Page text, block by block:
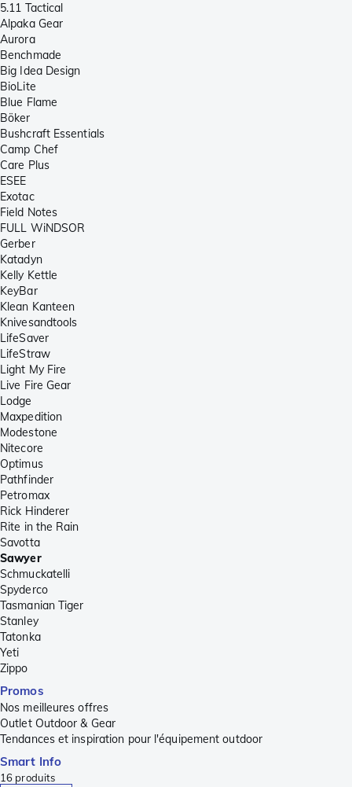
5.11 Tactical
Alpaka Gear
Aurora
Benchmade
Big Idea Design
BioLite
Blue Flame
Böker
Bushcraft Essentials
Camp Chef
Care Plus
ESEE
Exotac
Field Notes
FULL WiNDSOR
Gerber
Katadyn
Kelly Kettle
KeyBar
Klean Kanteen
Knivesandtools
LifeSaver
LifeStraw
Light My Fire
Live Fire Gear
Lodge
Maxpedition
Modestone
Nitecore
Optimus
Pathfinder
Petromax
Rick Hinderer
Rite in the Rain
Savotta
Sawyer
Schmuckatelli
Spyderco
Tasmanian Tiger
Stanley
Tatonka
Yeti
Zippo
Promos
Nos meilleures offres
Outlet Outdoor & Gear
Tendances et inspiration pour l'équipement outdoor
Smart Info
16 produits